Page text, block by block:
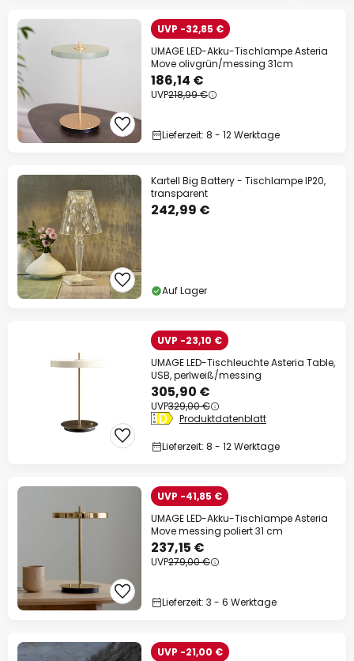
UVP -32,85 €
UMAGE LED-Akku-Tischlampe Asteria
Move olivgrün/messing 31cm
186,14 €
UVP218,99 €
Lieferzeit: 8 - 12 Werktage
Kartell Big Battery - Tischlampe IP20,
transparent
242,99 €
Auf Lager
UVP -23,10 €
UMAGE LED-Tischleuchte Asteria Table,
USB, perlweiß/messing
305,90 €
UVP329,00 €
Produktdatenblatt
Lieferzeit: 8 - 12 Werktage
UVP -41,85 €
UMAGE LED-Akku-Tischlampe Asteria
Move messing poliert 31 cm
237,15 €
UVP279,00 €
Lieferzeit: 3 - 6 Werktage
UVP -21,00 €